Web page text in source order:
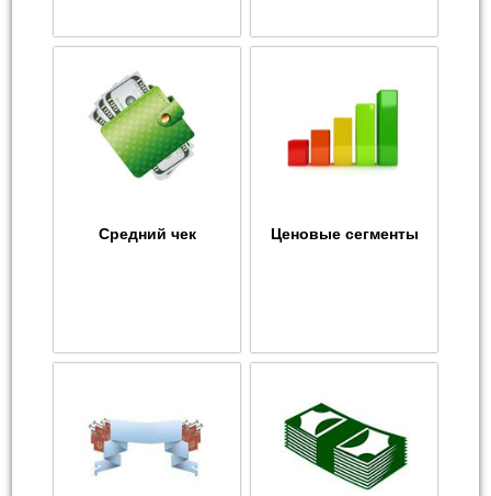
Средний чек Ценовые сегменты